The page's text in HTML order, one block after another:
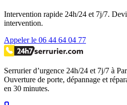
Intervention rapide 24h/24 et 7j/7.
intervention.
Appeler le 06 44 64 04 77
Serrurier d’urgence 24h/24 et 7j/7 à
Ouverture de porte, dépannage et
en 30 minutes.